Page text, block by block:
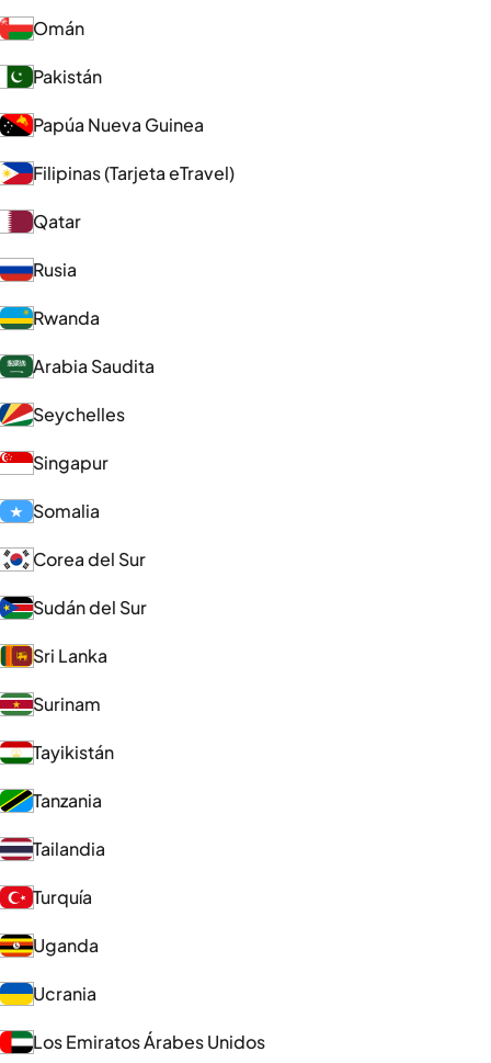
Omán
Pakistán
Papúa Nueva Guinea
Filipinas (Tarjeta eTravel)
Qatar
Rusia
Rwanda
Arabia Saudita
Seychelles
Singapur
Somalia
Corea del Sur
Sudán del Sur
Sri Lanka
Surinam
Tayikistán
Tanzania
Tailandia
Turquía
Uganda
Ucrania
Los Emiratos Árabes Unidos